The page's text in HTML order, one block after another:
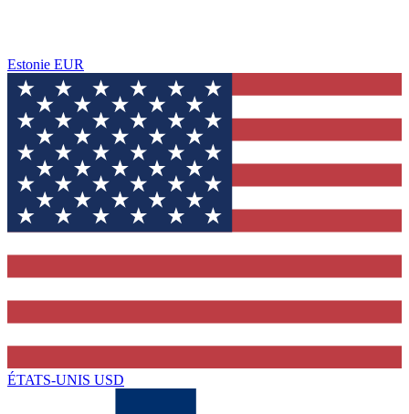
Estonie EUR
ÉTATS-UNIS USD